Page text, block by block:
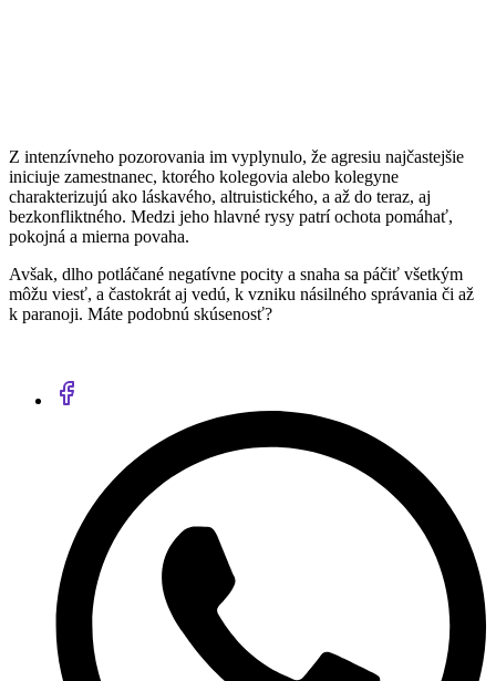
Z intenzívneho pozorovania im vyplynulo, že agresiu najčastejšie
iniciuje zamestnanec, ktorého kolegovia alebo kolegyne
charakterizujú ako láskavého, altruistického, a až do teraz, aj
bezkonfliktného. Medzi jeho hlavné rysy patrí ochota pomáhať,
pokojná a mierna povaha.
Avšak, dlho potláčané negatívne pocity a snaha sa páčiť všetkým
môžu viesť, a častokrát aj vedú, k vzniku násilného správania či až
k paranoji. Máte podobnú skúsenosť?